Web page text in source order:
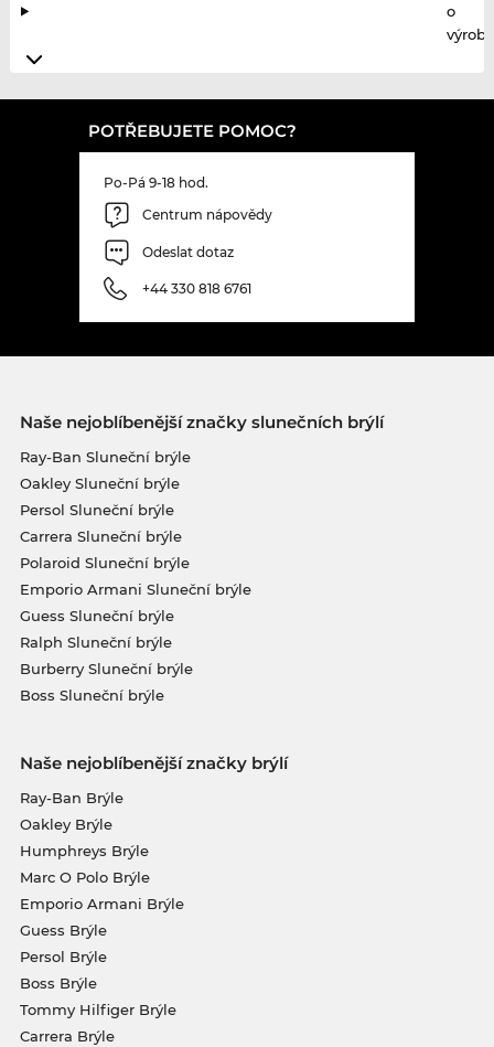
o
POTŘEBUJETE POMOC?
Po-Pá 9-18 hod.
Centrum nápovědy
Odeslat dotaz
+44 330 818 6761
Naše nejoblíbenější značky slunečních brýlí
Ray-Ban Sluneční brýle
Oakley Sluneční brýle
Persol Sluneční brýle
Carrera Sluneční brýle
Polaroid Sluneční brýle
Emporio Armani Sluneční brýle
Guess Sluneční brýle
Ralph Sluneční brýle
Burberry Sluneční brýle
Boss Sluneční brýle
Naše nejoblíbenější značky brýlí
Ray-Ban Brýle
Oakley Brýle
Humphreys Brýle
Marc O Polo Brýle
Emporio Armani Brýle
Guess Brýle
Persol Brýle
Boss Brýle
Tommy Hilfiger Brýle
Carrera Brýle